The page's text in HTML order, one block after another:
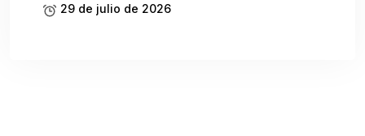
29 de julio de 2026